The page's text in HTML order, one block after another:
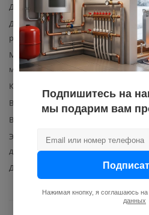
Давление выключения, бар
Давление, диапазон
регулировки, бар
Мощность насоса
максимальная, Вт.
Класс защиты
Входное напряжение, В
Выходное напряжение, В
Электропитание датчика
давления
Датчик давления
Подпишитесь на
мы подарим вам
Нажимая кнопку, я соглашаюсь на
данных